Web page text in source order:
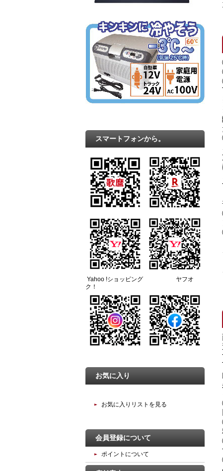
スマートフォンから。
Yahoo !ショッピング ヤフオ
ク！
お気に入り
お気に入りリストを見る
会員登録について
ポイントについて